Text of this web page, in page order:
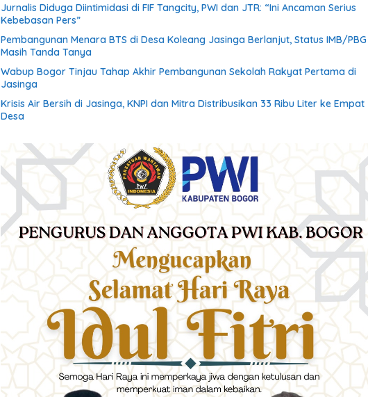
Jurnalis Diduga Diintimidasi di FIF Tangcity, PWI dan JTR: “Ini Ancaman Serius
Kebebasan Pers”
Pembangunan Menara BTS di Desa Koleang Jasinga Berlanjut, Status IMB/PBG
Masih Tanda Tanya
Wabup Bogor Tinjau Tahap Akhir Pembangunan Sekolah Rakyat Pertama di
Jasinga
Krisis Air Bersih di Jasinga, KNPI dan Mitra Distribusikan 33 Ribu Liter ke Empat
Desa